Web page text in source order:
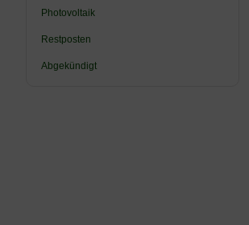
Photovoltaik
Restposten
Abgekündigt